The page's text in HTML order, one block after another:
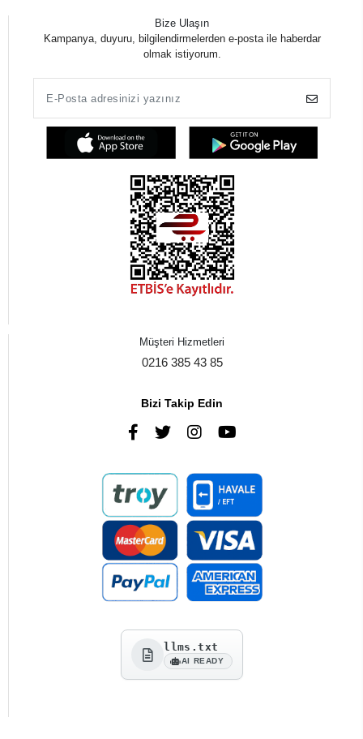
Bize Ulaşın
Kampanya, duyuru, bilgilendirmelerden e-posta ile haberdar
olmak istiyorum.
Müşteri Hizmetleri
0216 385 43 85
Bizi Takip Edin
llms.txt
AI READY